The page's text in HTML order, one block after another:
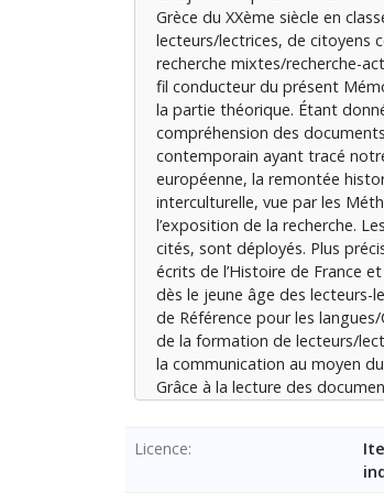
φανερώνει τα αποτελέσματα
στην ικανότητα της
μαθητευόμενοί(μενές) μας θα
διδασκόντων της Γαλλικής ως
Grèce du XXème siècle en
lecteurs/lectrices, de citoyens
recherche mixtes/recherche-
fil conducteur du présent
la partie théorique. Étant
compréhension des
contemporain ayant tracé
européenne, la remontée
interculturelle, vue par les
l’exposition de la recherche.
cités, sont déployés. Plus
écrits de l’Histoire de France
dès le jeune âge des lecteurs-
de Référence pour les
de la formation de lecteurs/
la communication au moyen
Grâce à la lecture des
Licence